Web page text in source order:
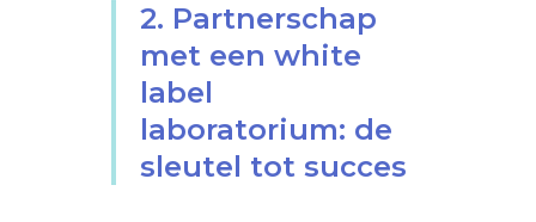
2. Partnerschap
met een white
label
laboratorium: de
sleutel tot succes